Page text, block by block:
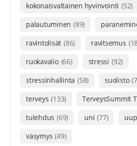
kokonaisvaltainen hyvinvointi (52)
palautuminen (89)
ravintolisät (86) ravitsemus
ruokavalio (66) stressi (92)
stressinhallinta (58) suolisto
terveys (133) TerveysSummit
tulehdus (69) uni (77)
väsymys (49)